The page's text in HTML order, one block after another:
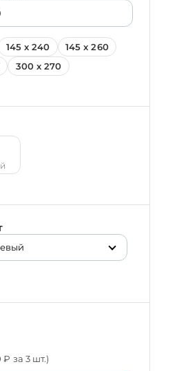
145 х 240
145 х 260
300 х 270
₽ за 3 шт.)